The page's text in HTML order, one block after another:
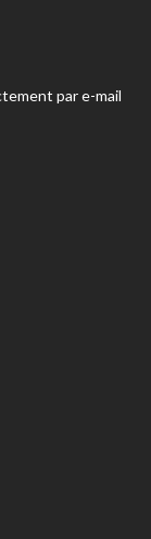
par e-mail